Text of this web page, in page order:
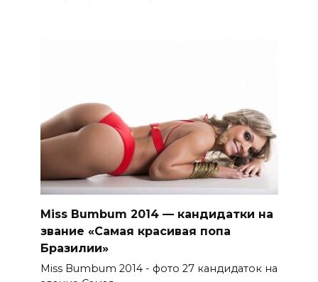
Miss Bumbum 2014 — кандидатки на
звание «Самая красивая попа
Бразилии»
Miss Bumbum 2014 - фото 27 кандидаток на